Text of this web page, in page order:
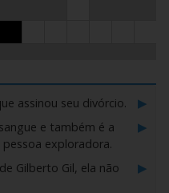
assinou seu divórcio. ▶
e também é a
exploradora.
▶
Gilberto Gil, ela não
▶